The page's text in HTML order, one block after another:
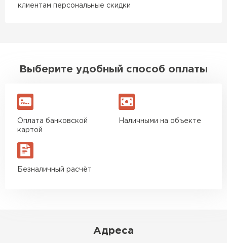
клиентам персональные скидки
Выберите удобный способ оплаты
Оплата банковской
картой
Наличными на объекте
Безналичный расчёт
Адреса